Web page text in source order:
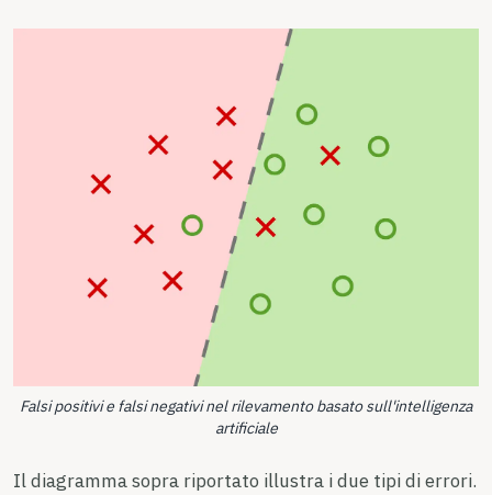
Falsi positivi e falsi negativi nel rilevamento basato sull'intelligenza
artificiale
Il diagramma sopra riportato illustra i due tipi di errori.